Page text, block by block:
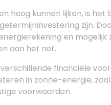
hoog kunnen lijken, is
zijn.
en
aan het net.
financiële
in zonne-energie,
voorwaarden.